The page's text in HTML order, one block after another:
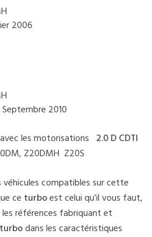
2006
2010
les motorisations 2.0 D CDTI
Z20DMH Z20S
compatibles sur cette
ce turboest celui qu’il vous faut,
références fabriquant et
turbodans les caractéristiques